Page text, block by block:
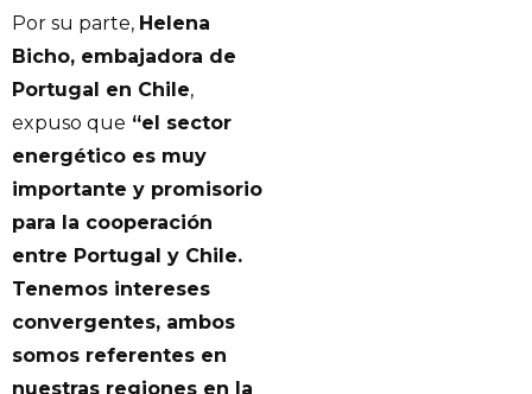
Por su parte, Helena
Bicho, embajadora de
Portugal en Chile,
expuso que “el sector
energético es muy
importante y promisorio
para la cooperación
entre Portugal y Chile.
Tenemos intereses
convergentes, ambos
somos referentes en
nuestras regiones en la